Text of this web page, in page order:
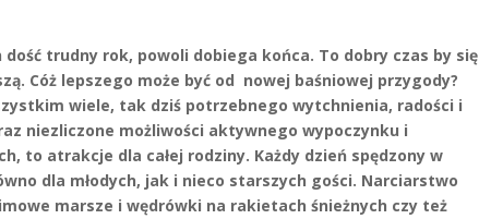
dość trudny rok, powoli dobiega końca. To dobry czas by się
Cóż lepszego może być od nowej baśniowej przygody?
wiele, tak dziś potrzebnego wytchnienia, radości i
niezliczone możliwości aktywnego wypoczynku i
to atrakcje dla całej rodziny. Każdy dzień spędzony w
dla młodych, jak i nieco starszych gości. Narciarstwo
marsze i wędrówki na rakietach śnieżnych czy też